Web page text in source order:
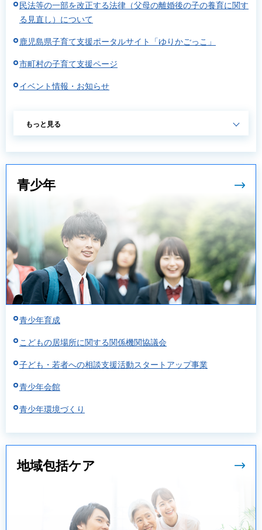
民法等の一部を改正する法律（父母の離婚後の子の養育に関す
る見直し）について
鹿児島県子育て支援ポータルサイト「ゆりかごっこ」
市町村の子育て支援ページ
イベント情報・お知らせ
もっと見る
青少年
青少年育成
こどもの居場所に関する関係機関協議会
子ども・若者への相談支援活動スタートアップ事業
青少年会館
青少年環境づくり
地域包括ケア